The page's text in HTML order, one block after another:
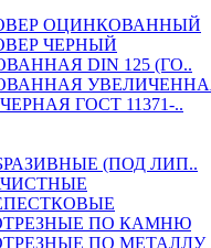
ОЦИНКОВАННЫЙ
ЧЕРНЫЙ
DIN 125 (ГО..
ГОСТ 11371-..
(ПОД ЛИП..
ПО КАМНЮ
ПО МЕТАЛЛУ